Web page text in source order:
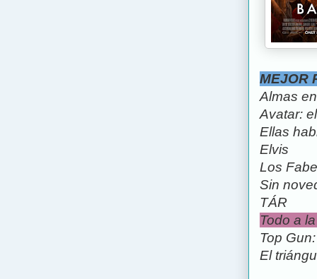
MEJOR
Almas
Avatar:
Ellas
Elvis
Los
Sin
TÁR
Todo a
Top
El